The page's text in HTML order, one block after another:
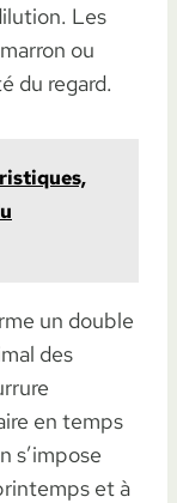
Les
ou
du regard.
un double
des
en temps
s’impose
et à